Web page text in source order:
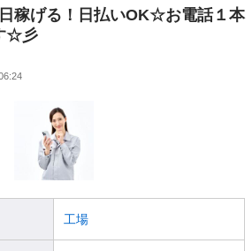
日稼げる！日払いOK☆お電話１本
☆彡
工場